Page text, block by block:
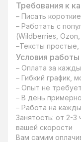
Требования к
– Писать
– Работать с
(Wildberries,
–Тексты
Условия работы
– Оплата за
– Гибкий график,
– Опыт не
– В день
– Работа на
Занятость: от 2-3
вашей скорости
Вам самим